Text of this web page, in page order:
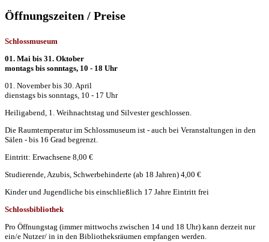
Öffnungszeiten / Preise
Schlossmuseum
01. Mai bis 31. Oktober
montags bis sonntags, 10 - 18 Uhr
01. November bis 30. April
dienstags bis sonntags, 10 - 17 Uhr
Heiligabend, 1. Weihnachtstag und Silvester geschlossen.
Die Raumtemperatur im Schlossmuseum ist - auch bei Veranstaltungen in den
Sälen - bis 16 Grad begrenzt.
Eintritt: Erwachsene 8,00 €
Studierende, Azubis, Schwerbehinderte (ab 18 Jahren) 4,00 €
Kinder und Jugendliche bis einschließlich 17 Jahre Eintritt frei
Schlossbibliothek
Pro Öffnungstag (immer mittwochs zwischen 14 und 18 Uhr) kann derzeit nur
ein/e Nutzer/ in in den Bibliotheksräumen empfangen werden.